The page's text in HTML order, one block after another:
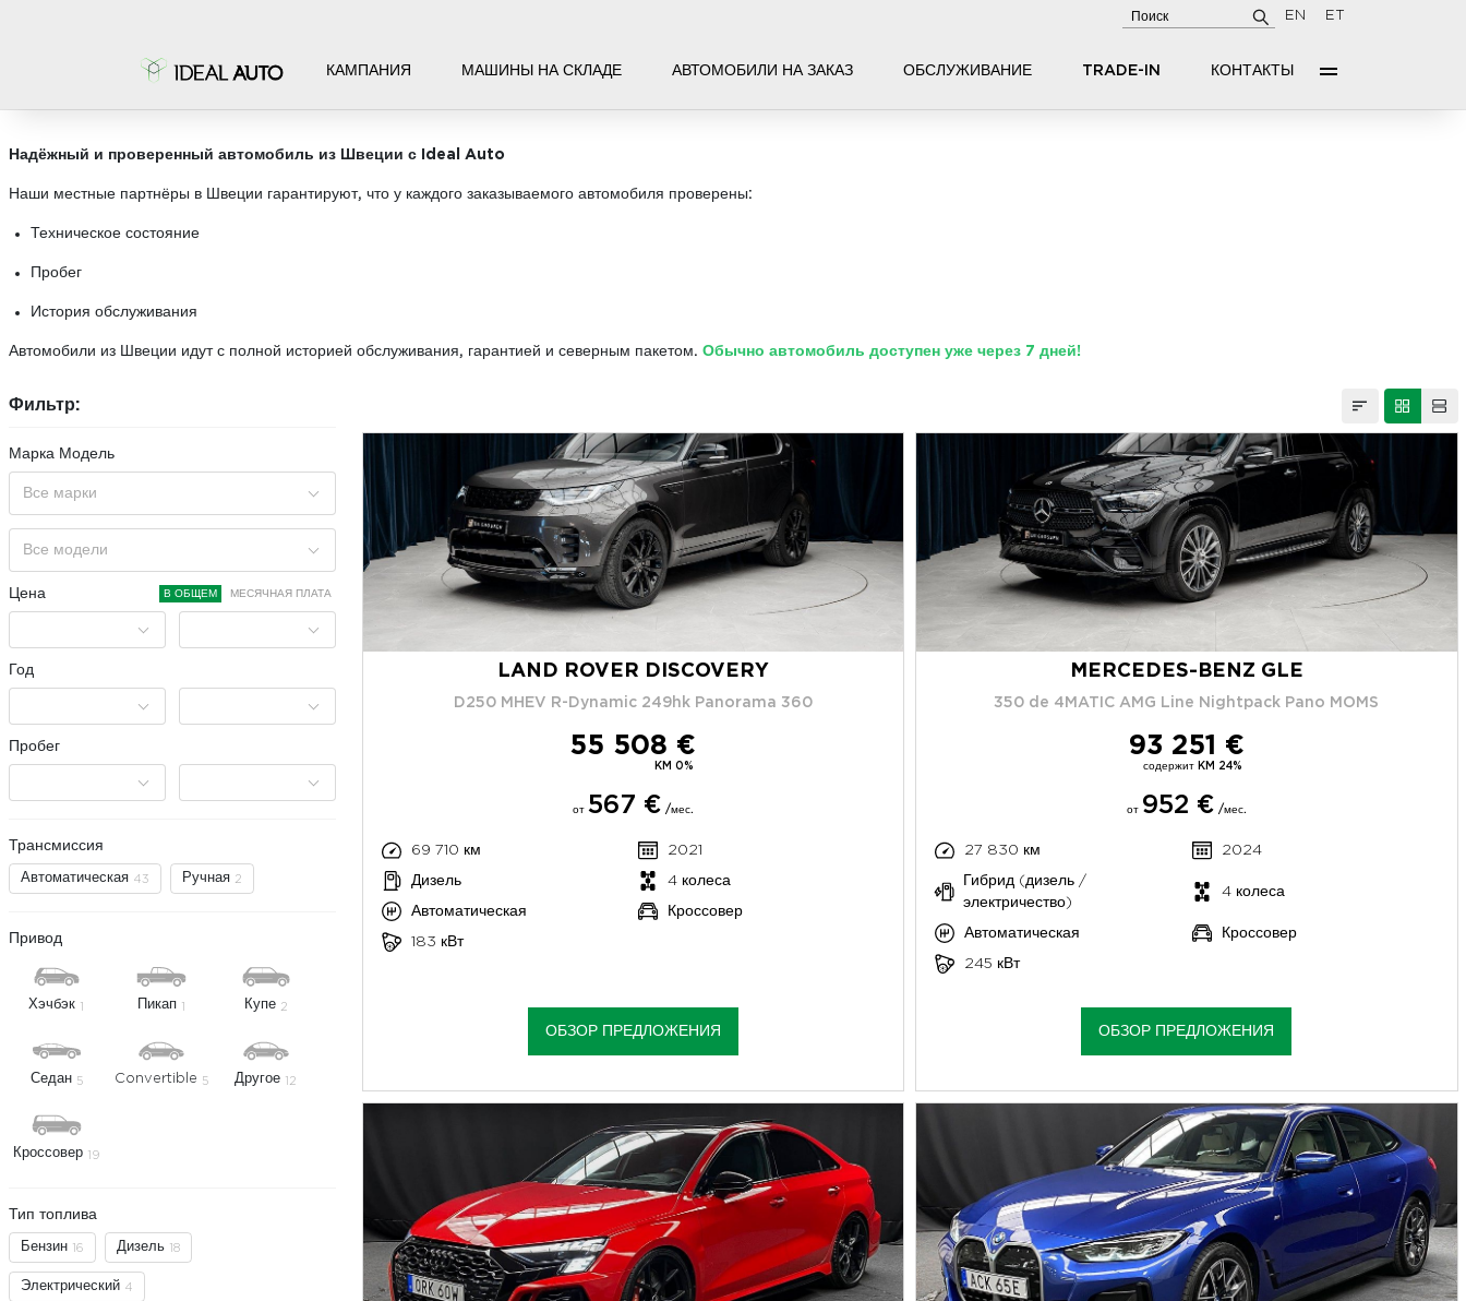
КАМПАНИЯ МАШИНЫ НА СКЛАДЕ АВТОМОБИЛИ НА ЗАКАЗ ОБСЛУЖИВАНИЕ TRADE-IN КОНТАКТЫ
EN ET
АВТОМОБИЛИ НА ЗАКАЗ
Надёжный и проверенный автомобиль из Швеции с Ideal Auto
Наши местные партнёры в Швеции гарантируют, что у каждого заказываемого автомобиля проверены:
Техническое состояние
Пробег
История обслуживания
Автомобили из Швеции идут с полной историей обслуживания, гарантией и северным пакетом. Обычно автомобиль доступен уже через 7 дней!
Фильтр:
Марка Модель
Все марки
Все модели
Цена В ОБЩЕМ МЕСЯЧНАЯ ПЛАТА
Год
Пробег
Трансмиссия
Автоматическая 43 Ручная 2
Привод
Хэчбэк 1 Пикап 1 Купе 2
Седан 5 Convertible 5 Другое 12
Кроссовер 19
Тип топлива
Бензин 16 Дизель 18
Электрический 4
LAND ROVER DISCOVERY
D250 MHEV R-Dynamic 249hk Panorama 360
55 508 €
KM 0%
от 567 € /мес.
69 710 км
2021
Дизель
4 колеса
Автоматическая
Кроссовер
183 кВт
ОБЗОР ПРЕДЛОЖЕНИЯ
MERCEDES-BENZ GLE
350 de 4MATIC AMG Line Nightpack Pano MOMS
93 251 €
содержит KM 24%
от 952 € /мес.
27 830 км
2024
Гибрид (дизель /
электричество)
4 колеса
Автоматическая
Кроссовер
245 кВт
ОБЗОР ПРЕДЛОЖЕНИЯ